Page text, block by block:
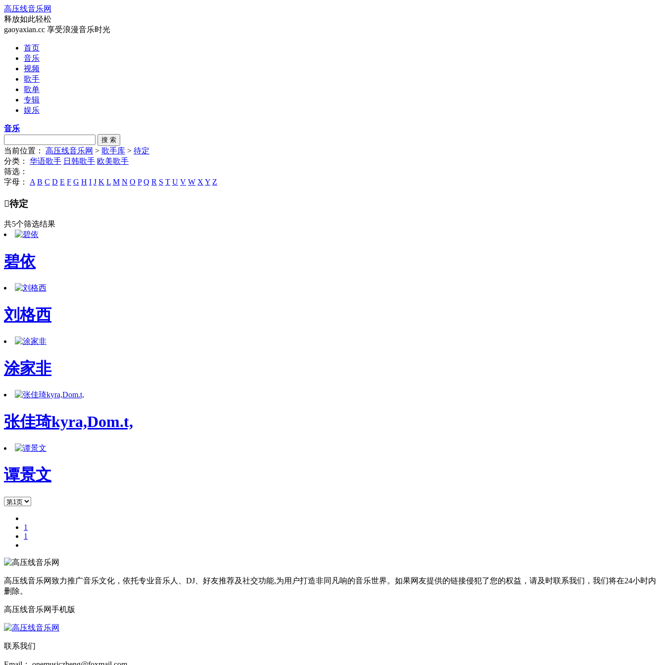
高压线音乐网
释放如此轻松
gaoyaxian.cc 享受浪漫音乐时光
首页
音乐
视频
歌手
歌单
专辑
娱乐
音乐
搜 索
当前位置： 高压线音乐网 > 歌手库 > 待定
分类： 华语歌手 日韩歌手 欧美歌手
筛选：
字母： A B C D E F G H I J K L M N O P Q R S T U V W X Y Z
待定
共5个筛选结果
碧依
刘格西
涂家非
张佳琦kyra,Dom.t,
谭景文
1
1
高压线音乐网致力推广音乐文化，依托专业音乐人、DJ、好友推荐及社交功能,为用户打造非同凡响的音乐世界。如果网友提供的链接侵犯了您的权益，请及时联系我们，我们将在24小时内
删除。
高压线音乐网手机版
联系我们